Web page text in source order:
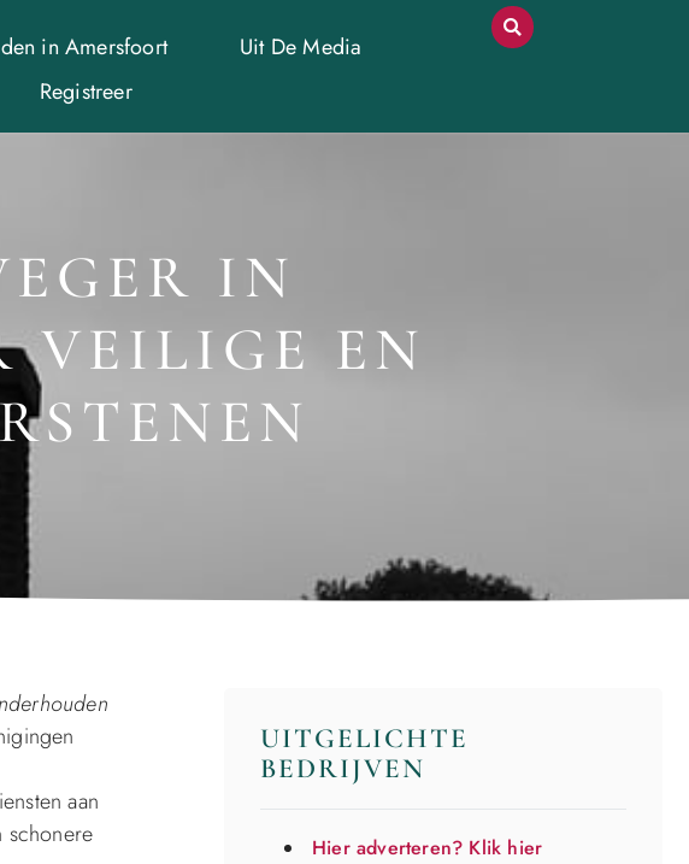
in Amersfoort
Uit De Media
Registreer
IN
VEILIGE EN
aan
schonere
UITGELICHTE
BEDRIJVEN
Hier adverteren? Klik hier